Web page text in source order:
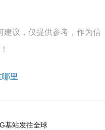
建议，仅提供参考，作为信
里
基站发往全球